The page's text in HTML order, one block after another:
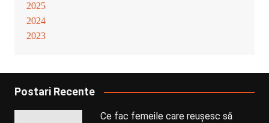
2025
2024
2023
Postari Recente
Ce fac femeile care reușesc să